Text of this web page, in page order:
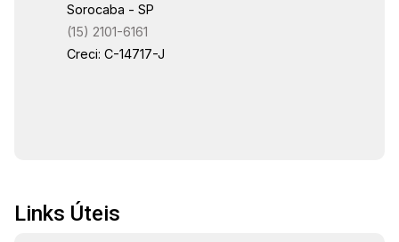
Sorocaba - SP
(15) 2101-6161
Creci: C-14717-J
Links Úteis